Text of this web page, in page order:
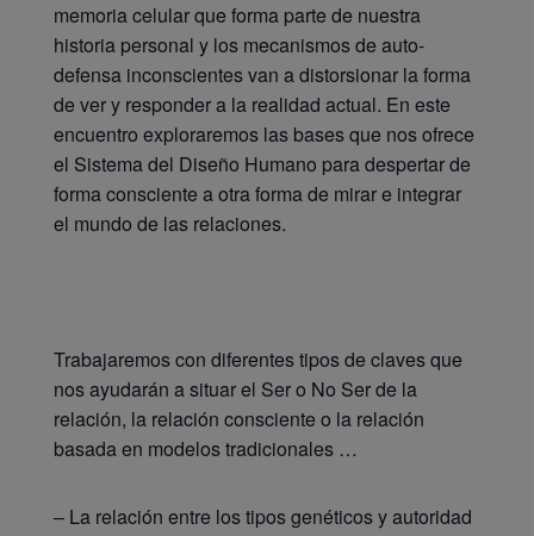
memoria celular que forma parte de nuestra
historia personal y los mecanismos de auto-
defensa inconscientes van a distorsionar la forma
de ver y responder a la realidad actual. En este
encuentro exploraremos las bases que nos ofrece
el Sistema del Diseño Humano para despertar de
forma consciente a otra forma de mirar e integrar
el mundo de las relaciones.
Trabajaremos con diferentes tipos de claves que
nos ayudarán a situar el Ser o No Ser de la
relación, la relación consciente o la relación
basada en modelos tradicionales …
– La relación entre los tipos genéticos y autoridad